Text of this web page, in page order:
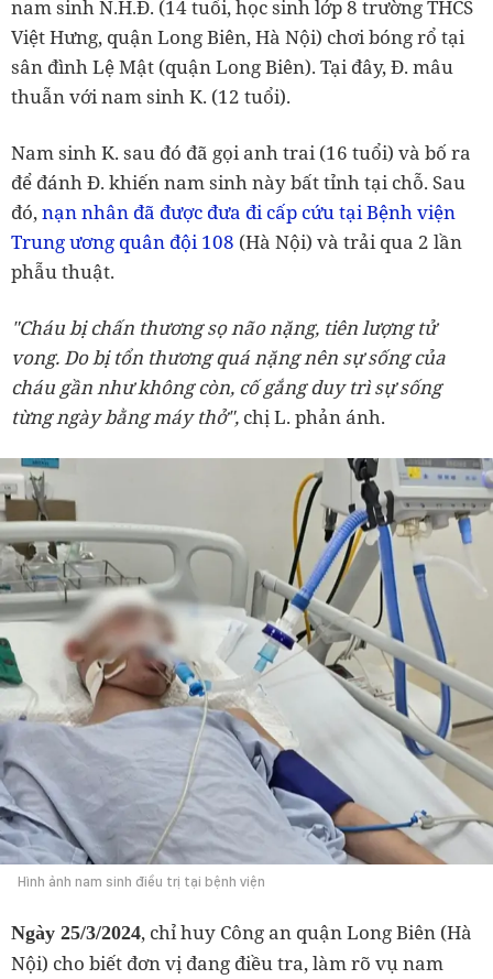
nam sinh N.H.Đ. (14 tuổi, học sinh lớp 8 trường THCS
Việt Hưng, quận Long Biên, Hà Nội) chơi bóng rổ tại
sân đình Lệ Mật (quận Long Biên). Tại đây, Đ. mâu
thuẫn với nam sinh K. (12 tuổi).
Nam sinh K. sau đó đã gọi anh trai (16 tuổi) và bố ra
để đánh Đ. khiến nam sinh này bất tỉnh tại chỗ. Sau
đó,nạn nhân đã được đưa đi cấp cứu tại Bệnh viện
Trung ương quân đội 108 (Hà Nội) và trải qua 2 lần
phẫu thuật.
"Cháu bị chấn thương sọ não nặng, tiên lượng tử
vong. Do bị tổn thương quá nặng nên sự sống của
cháu gần như không còn, cố gắng duy trì sự sống
từng ngày bằng máy thở", chị L. phản ánh.
Hình ảnh nam sinh điều trị tại bệnh viện
Ngày 25/3/2024, chỉ huy Công an quận Long Biên (Hà
Nội) cho biết đơn vị đang điều tra, làm rõ vụ nam